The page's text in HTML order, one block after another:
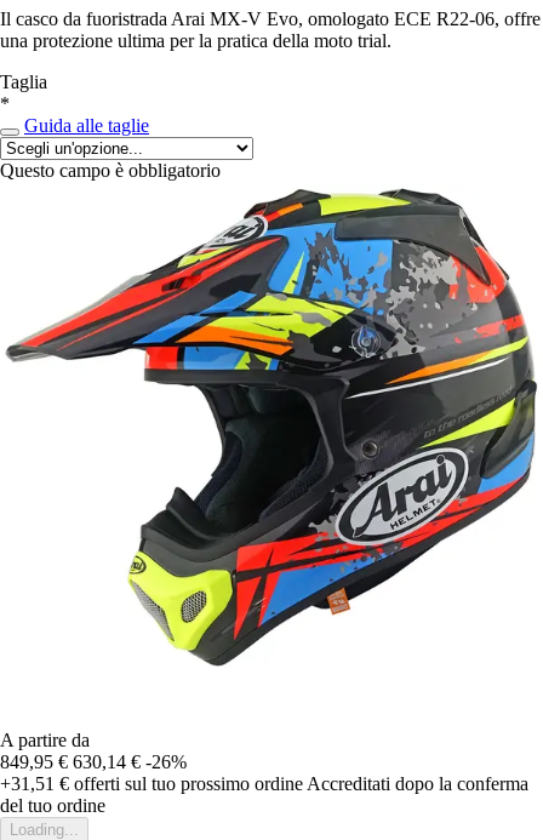
Il casco da fuoristrada Arai MX-V Evo, omologato ECE R22-06, offre
una protezione ultima per la pratica della moto trial.
Taglia
*
Guida alle taglie
Questo campo è obbligatorio
A partire da
849,95 € 630,14 € -26%
+31,51 € offerti sul tuo prossimo ordine Accreditati dopo la conferma
del tuo ordine
Loading...